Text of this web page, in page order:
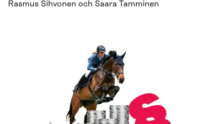
Rasmus Sihvonen och Saara Tamminen